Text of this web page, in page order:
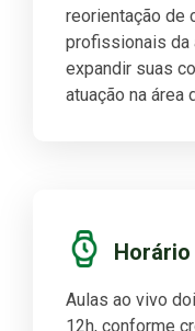
reorientação de
profissionais da
expandir suas
atuação na área
Horário
Aulas ao vivo
12h, conforme